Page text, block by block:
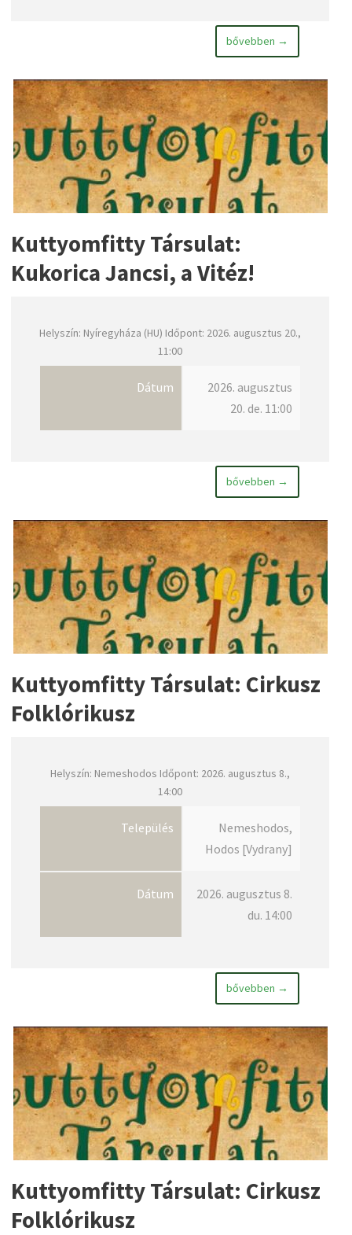
bővebben →
Kuttyomfitty Társulat:
Kukorica Jancsi, a Vitéz!
Helyszín: Nyíregyháza (HU) Időpont: 2026. augusztus 20.,
11:00
Dátum
2026. augusztus
20. de. 11:00
bővebben →
Kuttyomfitty Társulat: Cirkusz
Folklórikusz
Helyszín: Nemeshodos Időpont: 2026. augusztus 8.,
14:00
Település
Nemeshodos,
Hodos [Vydrany]
Dátum
2026. augusztus 8.
du. 14:00
bővebben →
Kuttyomfitty Társulat: Cirkusz
Folklórikusz